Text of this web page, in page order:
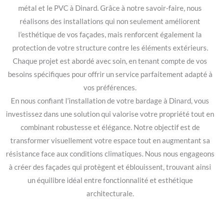
métal et le PVC à Dinard. Grâce à notre savoir-faire, nous
réalisons des installations qui non seulement améliorent
l’esthétique de vos façades, mais renforcent également la
protection de votre structure contre les éléments extérieurs.
Chaque projet est abordé avec soin, en tenant compte de vos
besoins spécifiques pour offrir un service parfaitement adapté à
vos préférences.
En nous confiant l’installation de votre bardage à Dinard, vous
investissez dans une solution qui valorise votre propriété tout en
combinant robustesse et élégance. Notre objectif est de
transformer visuellement votre espace tout en augmentant sa
résistance face aux conditions climatiques. Nous nous engageons
à créer des façades qui protègent et éblouissent, trouvant ainsi
un équilibre idéal entre fonctionnalité et esthétique
architecturale.